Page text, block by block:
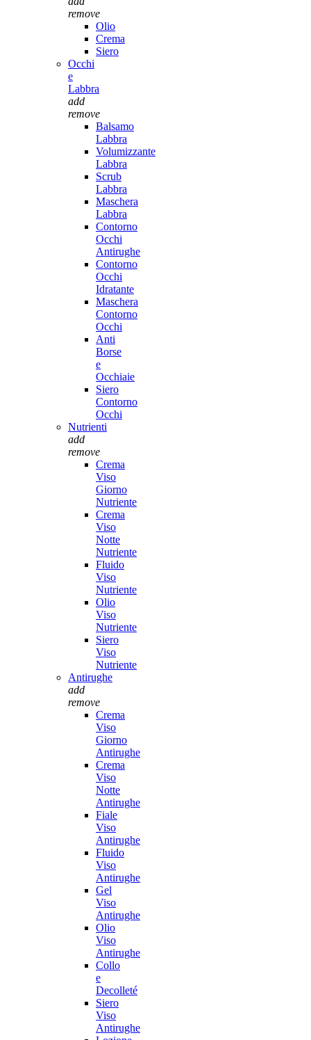
remove
Olio
Crema
Siero
Occhi
e
Labbra
add
remove
Balsamo
Labbra
Volumizzante
Labbra
Scrub
Labbra
Maschera
Labbra
Contorno
Occhi
Antirughe
Contorno
Occhi
Idratante
Maschera
Contorno
Occhi
Anti
Borse
e
Occhiaie
Siero
Contorno
Occhi
Nutrienti
add
remove
Crema
Viso
Giorno
Nutriente
Crema
Viso
Notte
Nutriente
Fluido
Viso
Nutriente
Olio
Viso
Nutriente
Siero
Viso
Nutriente
Antirughe
add
remove
Crema
Viso
Giorno
Antirughe
Crema
Viso
Notte
Antirughe
Fiale
Viso
Antirughe
Fluido
Viso
Antirughe
Gel
Viso
Antirughe
Olio
Viso
Antirughe
Collo
e
Decolleté
Siero
Viso
Antirughe